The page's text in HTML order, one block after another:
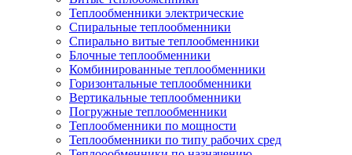
Теплообменники электрические
Спиральные теплообменники
Спирально витые теплообменники
Блочные теплообменники
Комбинированные теплообменники
Горизонтальные теплообменники
Вертикальные теплообменники
Погружные теплообменники
Теплообменники по мощности
Теплообменники по типу рабочих сред